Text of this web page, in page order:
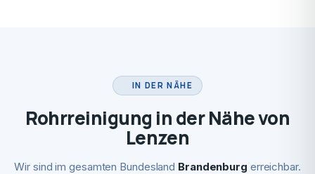
IN DER NÄHE
Rohrreinigung in der Nähe von
Lenzen
Wir sind im gesamten Bundesland Brandenburg erreichbar.